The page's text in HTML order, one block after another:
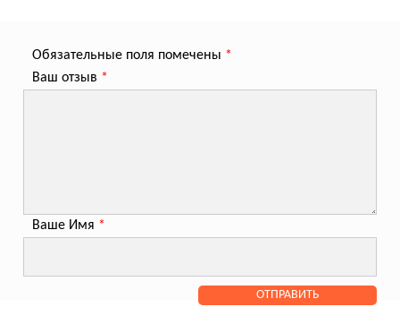
Обязательные поля помечены *
Ваш отзыв *
Ваше Имя *